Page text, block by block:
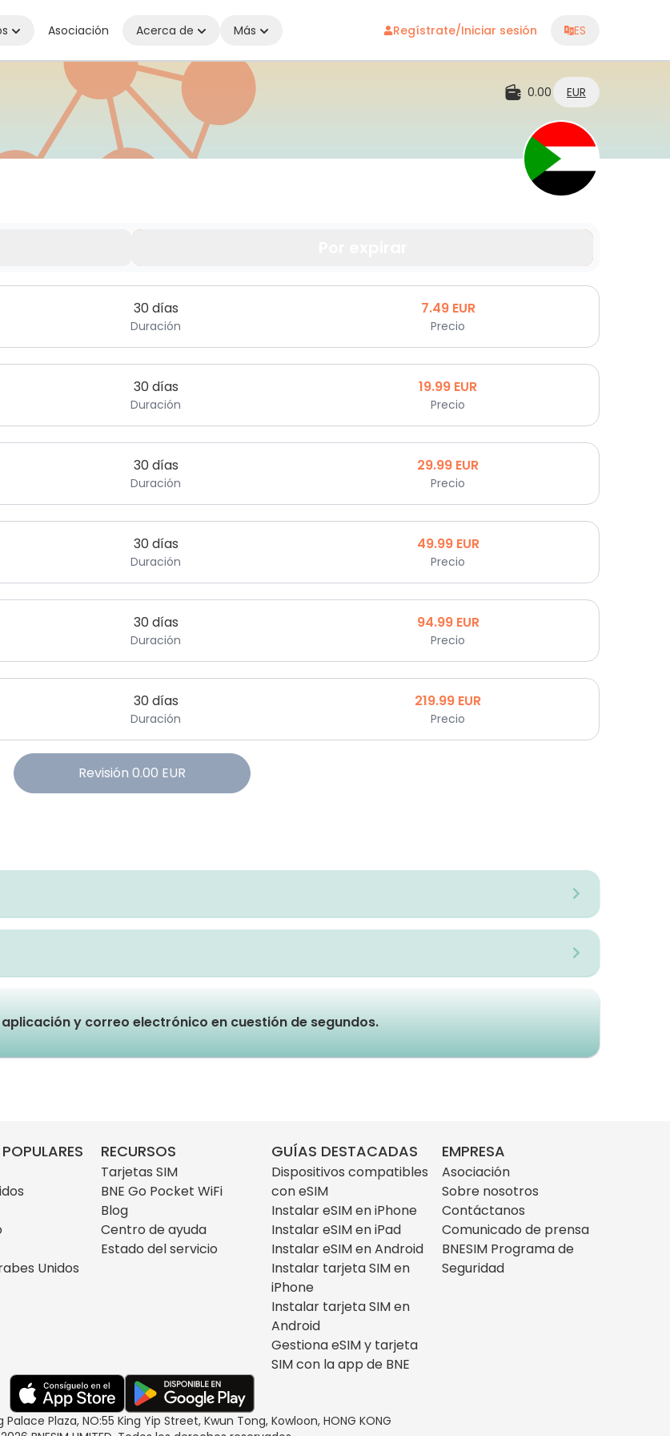
Asociación Acerca de Más Regístrate/Iniciar sesión ES
0.00 EUR
que estés
30 días
Duración
7.49 EUR
Precio
30 días
Duración
19.99 EUR
Precio
30 días
Duración
29.99 EUR
Precio
30 días
Duración
49.99 EUR
Precio
30 días
Duración
94.99 EUR
Precio
30 días
Duración
219.99 EUR
Precio
Revisión 0.00 EUR
y correo electrónico en cuestión de segundos.
Unidos
RECURSOS
Tarjetas SIM
BNE Go Pocket WiFi
Blog
Centro de ayuda
Estado del servicio
GUÍAS DESTACADAS
Dispositivos compatibles
con eSIM
Instalar eSIM en iPhone
Instalar eSIM en iPad
Instalar eSIM en Android
Instalar tarjeta SIM en
iPhone
Instalar tarjeta SIM en
Android
Gestiona eSIM y tarjeta
SIM con la app de BNE
EMPRESA
Asociación
Sobre nosotros
Contáctanos
Comunicado de prensa
BNESIM Programa de
Seguridad
Palace Plaza, NO:55 King Yip Street, Kwun Tong, Kowloon, HONG KONG